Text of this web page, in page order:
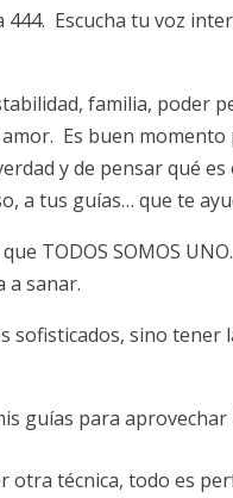
444. Escucha tu voz
familia, poder
Es buen
y de pensar qué
a tus guías… que te
TODOS SOMOS
a sanar.
sofisticados, sino tener
guías para
otra técnica, todo es